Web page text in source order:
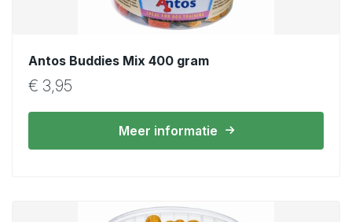
Antos Buddies Mix 400 gram
€ 3,95
Meer informatie